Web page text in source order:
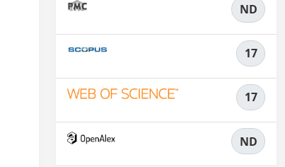
ND
17
17
ND